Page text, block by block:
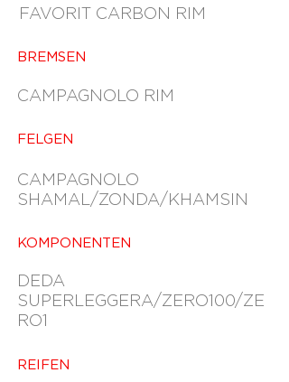
FAVORIT CARBON RIM
DEDA
SUPERLEGGERA/ZERO100/ZE
RO1
KOMPONENTEN
CAMPAGNOLO
SHAMAL/ZONDA/KHAMSIN
FELGEN
BREMSEN
CAMPAGNOLO RIM
REIFEN